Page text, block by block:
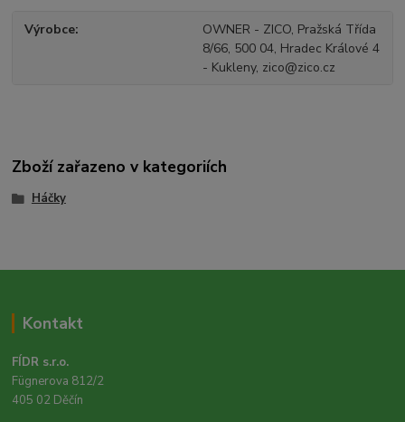
Výrobce
OWNER - ZICO, Pražská Třída
8/66, 500 04, Hradec Králové 4
- Kukleny, zico@zico.cz
Zboží zařazeno v kategoriích
Háčky
Kontakt
FÍDR s.r.o.
Fügnerova 812/2
405 02 Děčín